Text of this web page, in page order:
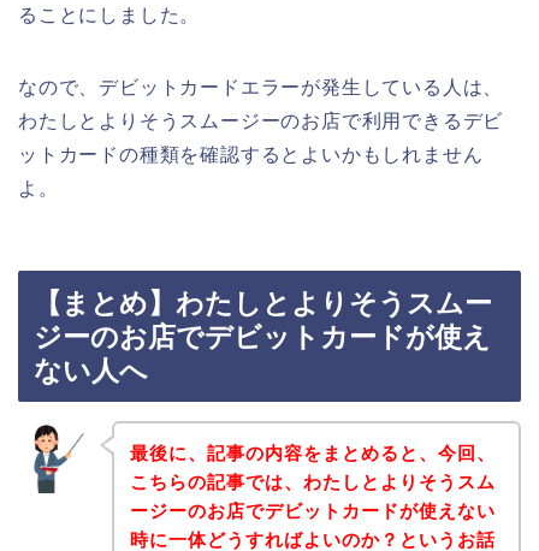
ることにしました。
なので、デビットカードエラーが発生している人は、
わたしとよりそうスムージーのお店で利用できるデビ
ットカードの種類を確認するとよいかもしれません
よ。
【まとめ】わたしとよりそうスムー
ジーのお店でデビットカードが使え
ない人へ
最後に、記事の内容をまとめると、今回、
こちらの記事では、わたしとよりそうスム
ージーのお店でデビットカードが使えない
時に一体どうすればよいのか？というお話